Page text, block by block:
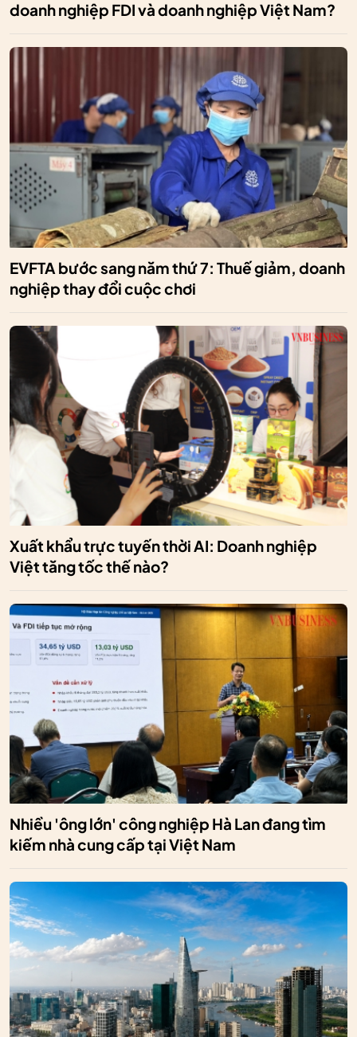
doanh nghiệp FDI và doanh nghiệp Việt Nam?
EVFTA bước sang năm thứ 7: Thuế giảm, doanh
nghiệp thay đổi cuộc chơi
Xuất khẩu trực tuyến thời AI: Doanh nghiệp
Việt tăng tốc thế nào?
Nhiều 'ông lớn' công nghiệp Hà Lan đang tìm
kiếm nhà cung cấp tại Việt Nam